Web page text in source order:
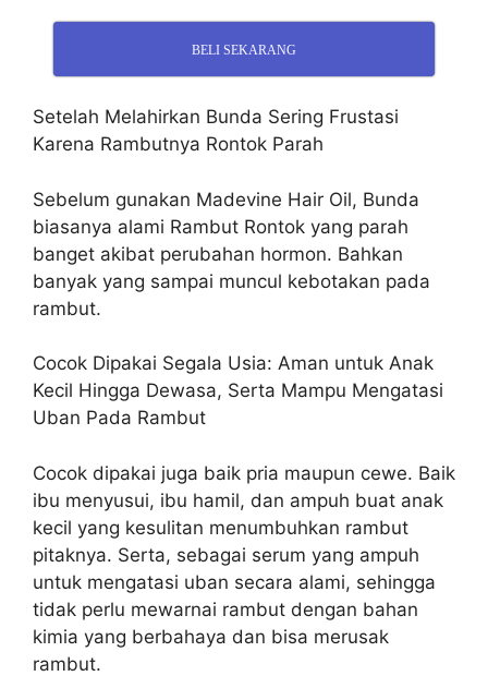
BELI SEKARANG
Setelah Melahirkan Bunda Sering Frustasi
Karena Rambutnya Rontok Parah
Sebelum gunakan Madevine Hair Oil, Bunda
biasanya alami Rambut Rontok yang parah
banget akibat perubahan hormon. Bahkan
banyak yang sampai muncul kebotakan pada
rambut.
Cocok Dipakai Segala Usia: Aman untuk Anak
Kecil Hingga Dewasa, Serta Mampu Mengatasi
Uban Pada Rambut
Cocok dipakai juga baik pria maupun cewe. Baik
ibu menyusui, ibu hamil, dan ampuh buat anak
kecil yang kesulitan menumbuhkan rambut
pitaknya. Serta, sebagai serum yang ampuh
untuk mengatasi uban secara alami, sehingga
tidak perlu mewarnai rambut dengan bahan
kimia yang berbahaya dan bisa merusak
rambut.